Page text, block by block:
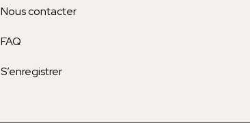
Nous contacter
FAQ
S’enregistrer